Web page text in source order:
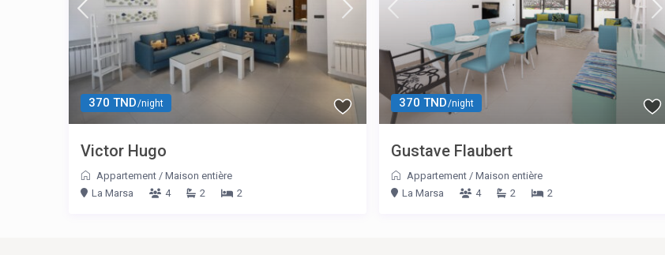
370 TND/night
Victor Hugo
Appartement / Maison entière
La Marsa
4 2 2
370 TND/night
Gustave Flaubert
Appartement/ Maison entière
La Marsa
4 2 2